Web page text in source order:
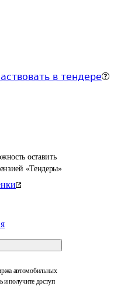
в тендере
оставить
«Тендеры»
автомобильных
и получите доступ